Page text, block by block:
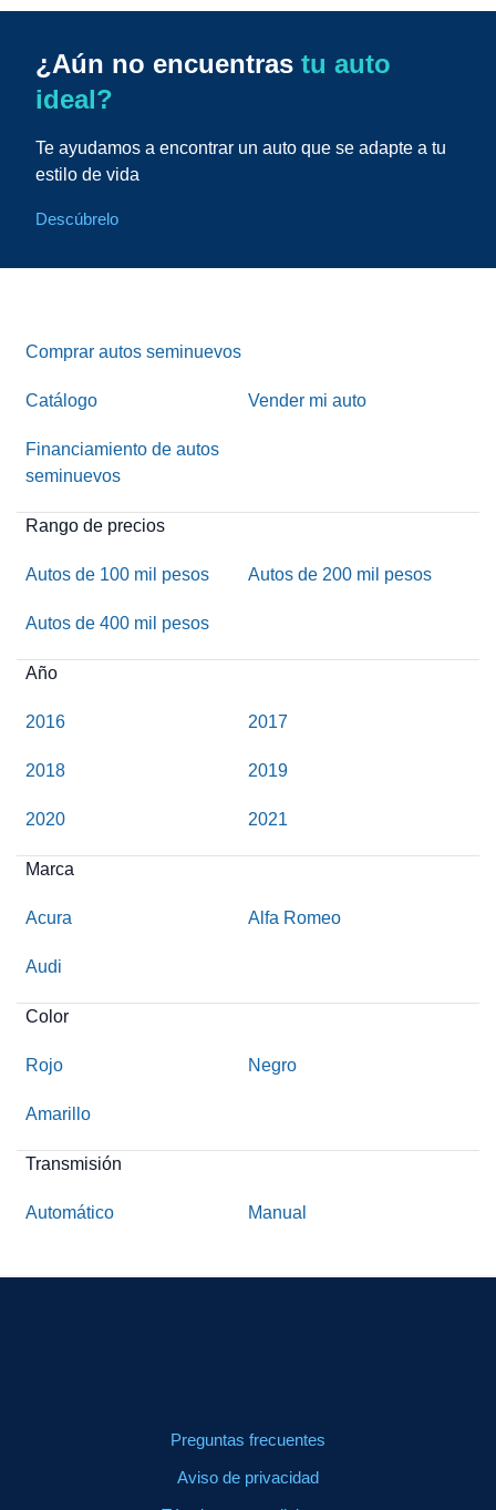
¿Aún no encuentras tu auto
ideal?
Te ayudamos a encontrar un auto que se adapte a tu
estilo de vida
Descúbrelo
Comprar autos seminuevos
Catálogo Vender mi auto
Financiamiento de autos
seminuevos
Rango de precios
Autos de 100 mil pesos Autos de 200 mil pesos
Autos de 400 mil pesos
Año
2016 2017
2018 2019
2020 2021
Marca
Acura Alfa Romeo
Audi
Color
Rojo Negro
Amarillo
Transmisión
Automático Manual
Preguntas frecuentes
Aviso de privacidad